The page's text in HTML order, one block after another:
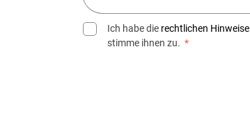
Ich habe die rechtlichen Hinweise
stimme ihnen zu. *